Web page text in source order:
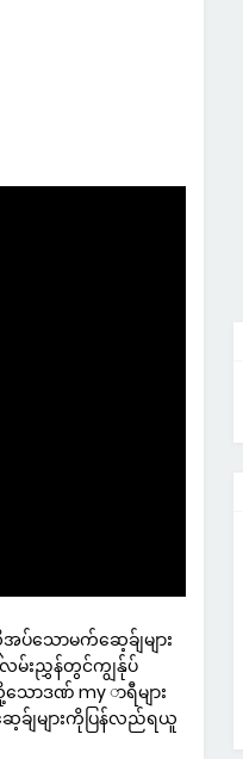
ပ်သောမက်ဆေ့ခ်ျများ
မ်းညွှန်တွင်ကျွန်ုပ်
ောဒဏ် my ာရီများ
ခ်ျများကိုပြန်လည်ရယူ